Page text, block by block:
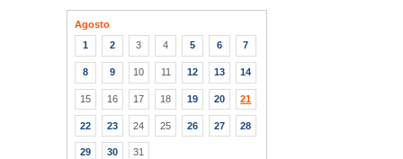
Agosto
1
2 3 4 5 6 7
8 9 10 11 12 13 14
15 16 17 18 19 20 21
22 23 24 25 26 27 28
29 30 31